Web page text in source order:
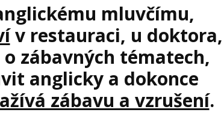
mluvčímu,
v restauraci, u doktora,
zábavných tématech,
anglicky a dokonce
zábavu a vzrušení.